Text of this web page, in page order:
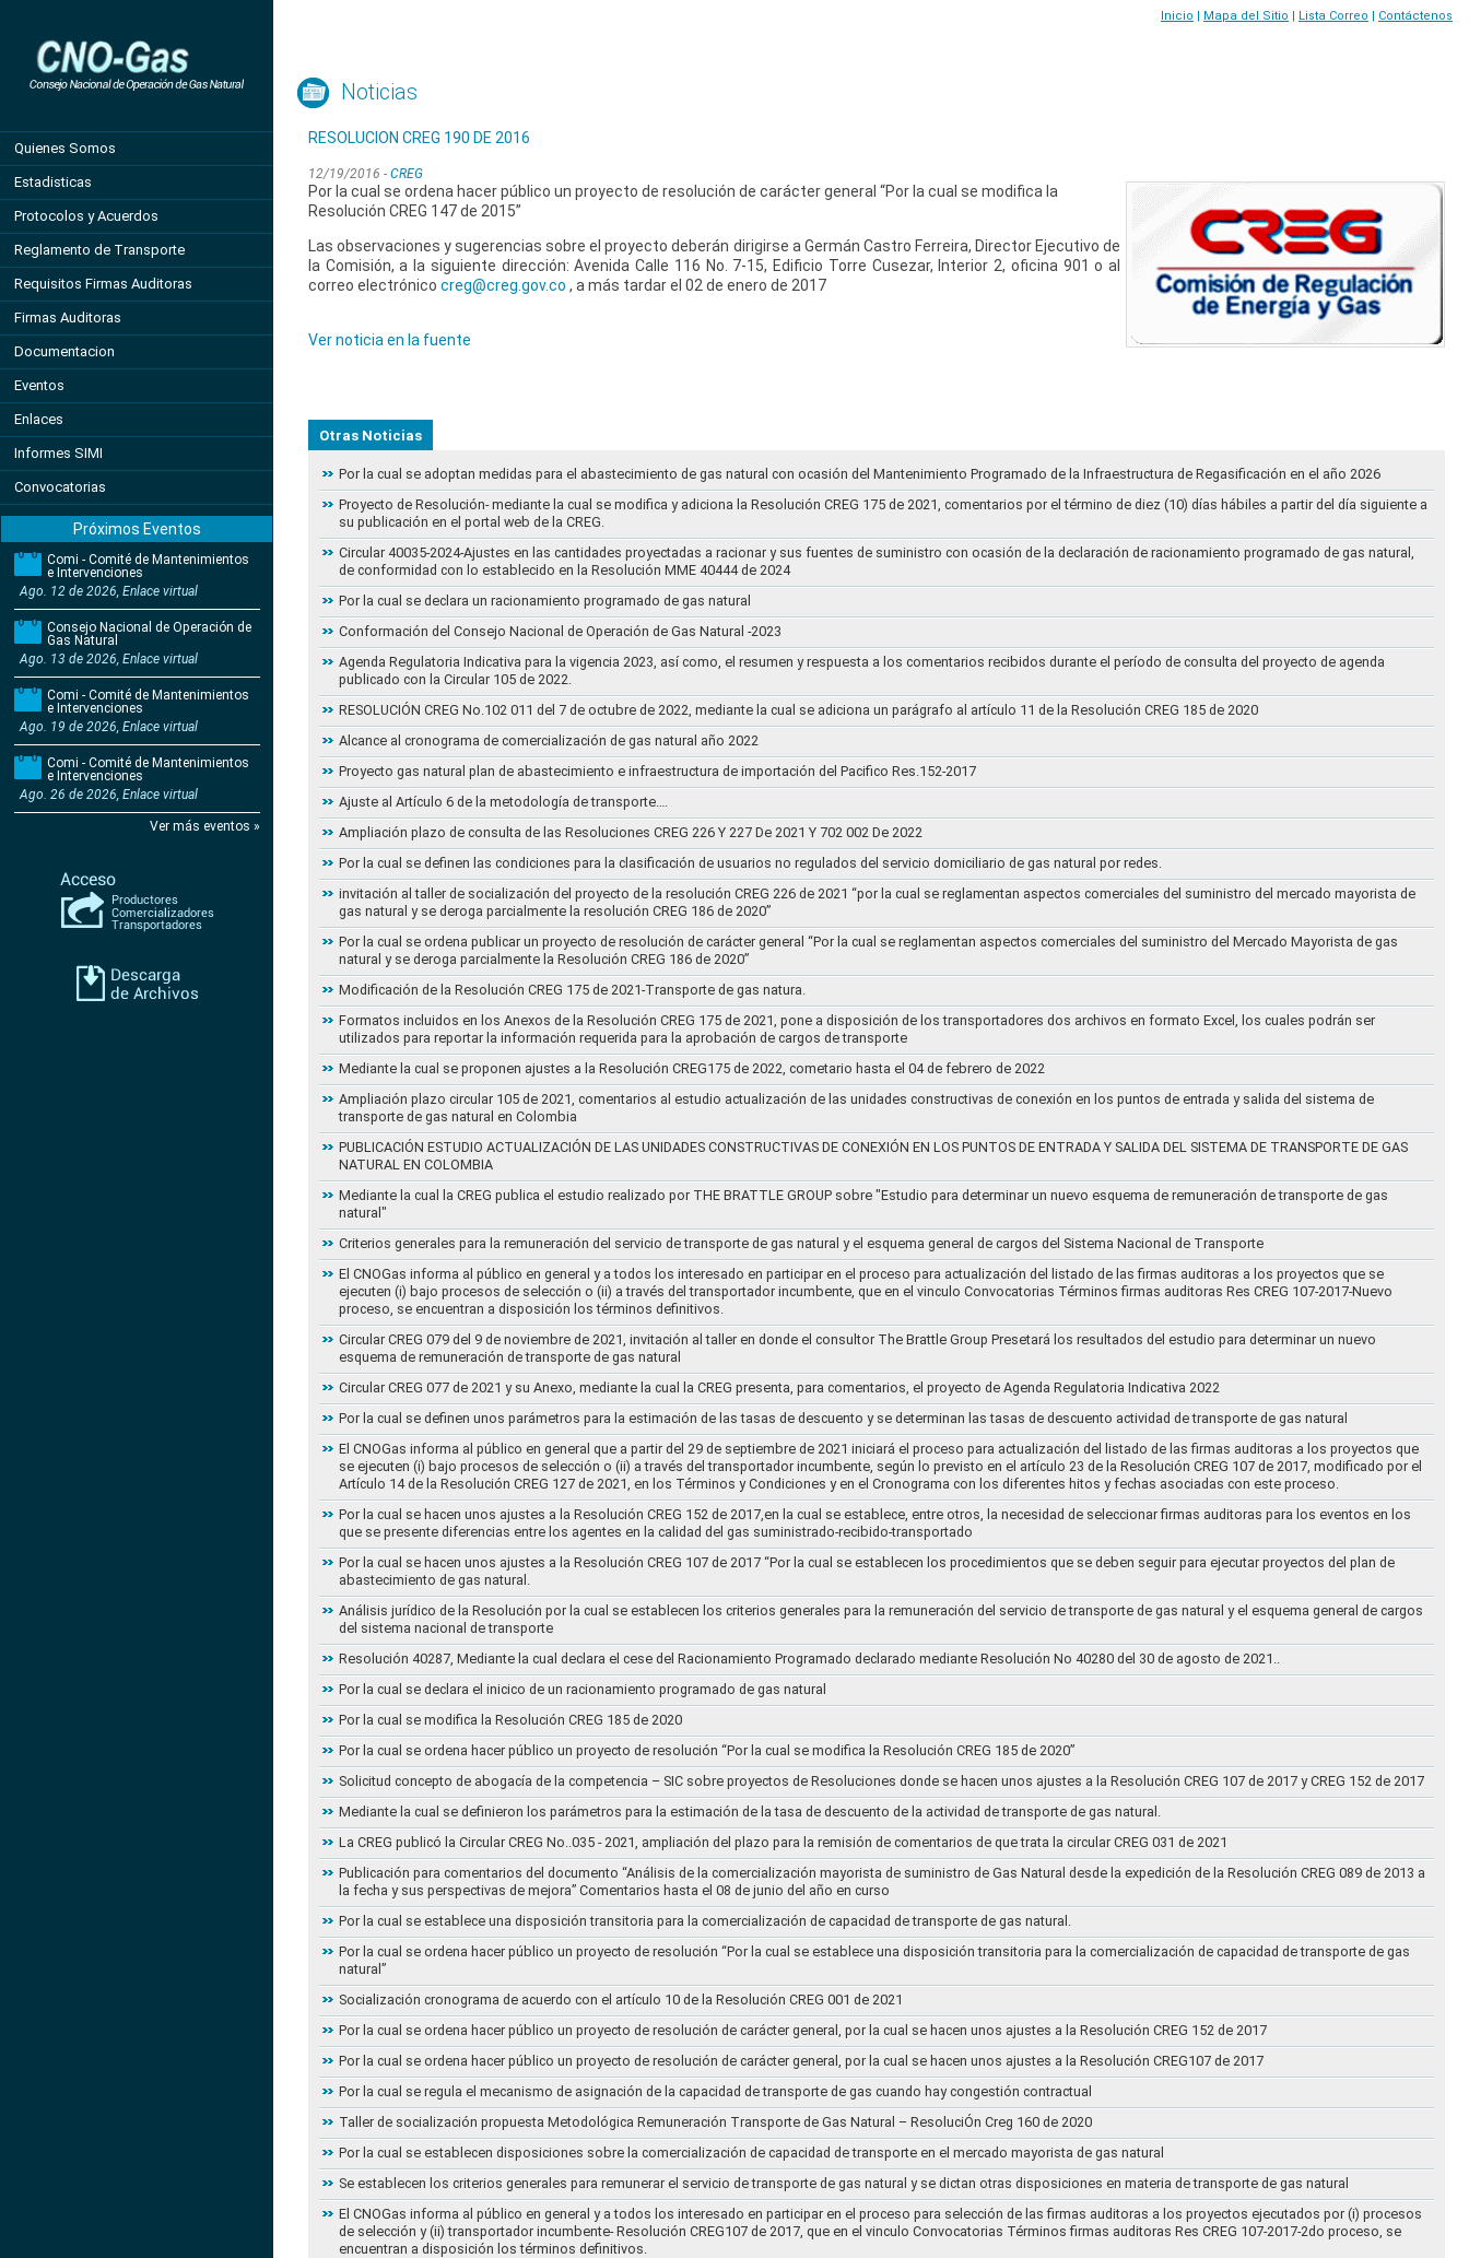
Quienes Somos
Estadisticas
Protocolos y Acuerdos
Reglamento de Transporte
Requisitos Firmas Auditoras
Firmas Auditoras
Documentacion
Eventos
Enlaces
Informes SIMI
Convocatorias
Próximos Eventos
Comi - Comité de Mantenimientos
e Intervenciones
Ago. 12 de 2026, Enlace virtual
Consejo Nacional de Operación de
Gas Natural
Ago. 13 de 2026, Enlace virtual
Comi - Comité de Mantenimientos
e Intervenciones
Ago. 19 de 2026, Enlace virtual
Comi - Comité de Mantenimientos
e Intervenciones
Ago. 26 de 2026, Enlace virtual
Ver más eventos »
Inicio | Mapa del Sitio | Lista Correo | Contáctenos
Noticias
RESOLUCION CREG 190 DE 2016
12/19/2016 - CREG
Por la cual se ordena hacer público un proyecto de resolución de carácter general “Por la cual se modifica la
Resolución CREG 147 de 2015”
Las observaciones y sugerencias sobre el proyecto deberán dirigirse a Germán Castro Ferreira, Director Ejecutivo de
la Comisión, a la siguiente dirección: Avenida Calle 116 No. 7-15, Edificio Torre Cusezar, Interior 2, oficina 901 o al
correo electrónico creg@creg.gov.co , a más tardar el 02 de enero de 2017
Ver noticia en la fuente
Otras Noticias
Por la cual se adoptan medidas para el abastecimiento de gas natural con ocasión del Mantenimiento Programado de la Infraestructura de Regasificación en el año 2026
Proyecto de Resolución- mediante la cual se modifica y adiciona la Resolución CREG 175 de 2021, comentarios por el término de diez (10) días hábiles a partir del día siguiente a
su publicación en el portal web de la CREG.
Circular 40035-2024-Ajustes en las cantidades proyectadas a racionar y sus fuentes de suministro con ocasión de la declaración de racionamiento programado de gas natural,
de conformidad con lo establecido en la Resolución MME 40444 de 2024
Por la cual se declara un racionamiento programado de gas natural
Conformación del Consejo Nacional de Operación de Gas Natural -2023
Agenda Regulatoria Indicativa para la vigencia 2023, así como, el resumen y respuesta a los comentarios recibidos durante el período de consulta del proyecto de agenda
publicado con la Circular 105 de 2022.
RESOLUCIÓN CREG No.102 011 del 7 de octubre de 2022, mediante la cual se adiciona un parágrafo al artículo 11 de la Resolución CREG 185 de 2020
Alcance al cronograma de comercialización de gas natural año 2022
Proyecto gas natural plan de abastecimiento e infraestructura de importación del Pacifico Res.152-2017
Ajuste al Artículo 6 de la metodología de transporte….
Ampliación plazo de consulta de las Resoluciones CREG 226 Y 227 De 2021 Y 702 002 De 2022
Por la cual se definen las condiciones para la clasificación de usuarios no regulados del servicio domiciliario de gas natural por redes.
invitación al taller de socialización del proyecto de la resolución CREG 226 de 2021 “por la cual se reglamentan aspectos comerciales del suministro del mercado mayorista de
gas natural y se deroga parcialmente la resolución CREG 186 de 2020”
Por la cual se ordena publicar un proyecto de resolución de carácter general “Por la cual se reglamentan aspectos comerciales del suministro del Mercado Mayorista de gas
natural y se deroga parcialmente la Resolución CREG 186 de 2020”
Modificación de la Resolución CREG 175 de 2021-Transporte de gas natura.
Formatos incluidos en los Anexos de la Resolución CREG 175 de 2021, pone a disposición de los transportadores dos archivos en formato Excel, los cuales podrán ser
utilizados para reportar la información requerida para la aprobación de cargos de transporte
Mediante la cual se proponen ajustes a la Resolución CREG175 de 2022, cometario hasta el 04 de febrero de 2022
Ampliación plazo circular 105 de 2021, comentarios al estudio actualización de las unidades constructivas de conexión en los puntos de entrada y salida del sistema de
transporte de gas natural en Colombia
PUBLICACIÓN ESTUDIO ACTUALIZACIÓN DE LAS UNIDADES CONSTRUCTIVAS DE CONEXIÓN EN LOS PUNTOS DE ENTRADA Y SALIDA DEL SISTEMA DE TRANSPORTE DE GAS
NATURAL EN COLOMBIA
Mediante la cual la CREG publica el estudio realizado por THE BRATTLE GROUP sobre "Estudio para determinar un nuevo esquema de remuneración de transporte de gas
natural"
Criterios generales para la remuneración del servicio de transporte de gas natural y el esquema general de cargos del Sistema Nacional de Transporte
El CNOGas informa al público en general y a todos los interesado en participar en el proceso para actualización del listado de las firmas auditoras a los proyectos que se
ejecuten (i) bajo procesos de selección o (ii) a través del transportador incumbente, que en el vinculo Convocatorias Términos firmas auditoras Res CREG 107-2017-Nuevo
proceso, se encuentran a disposición los términos definitivos.
Circular CREG 079 del 9 de noviembre de 2021, invitación al taller en donde el consultor The Brattle Group Presetará los resultados del estudio para determinar un nuevo
esquema de remuneración de transporte de gas natural
Circular CREG 077 de 2021 y su Anexo, mediante la cual la CREG presenta, para comentarios, el proyecto de Agenda Regulatoria Indicativa 2022
Por la cual se definen unos parámetros para la estimación de las tasas de descuento y se determinan las tasas de descuento actividad de transporte de gas natural
El CNOGas informa al público en general que a partir del 29 de septiembre de 2021 iniciará el proceso para actualización del listado de las firmas auditoras a los proyectos que
se ejecuten (i) bajo procesos de selección o (ii) a través del transportador incumbente, según lo previsto en el artículo 23 de la Resolución CREG 107 de 2017, modificado por el
Artículo 14 de la Resolución CREG 127 de 2021, en los Términos y Condiciones y en el Cronograma con los diferentes hitos y fechas asociadas con este proceso.
Por la cual se hacen unos ajustes a la Resolución CREG 152 de 2017,en la cual se establece, entre otros, la necesidad de seleccionar firmas auditoras para los eventos en los
que se presente diferencias entre los agentes en la calidad del gas suministrado-recibido-transportado
Por la cual se hacen unos ajustes a la Resolución CREG 107 de 2017 “Por la cual se establecen los procedimientos que se deben seguir para ejecutar proyectos del plan de
abastecimiento de gas natural.
Análisis jurídico de la Resolución por la cual se establecen los criterios generales para la remuneración del servicio de transporte de gas natural y el esquema general de cargos
del sistema nacional de transporte
Resolución 40287, Mediante la cual declara el cese del Racionamiento Programado declarado mediante Resolución No 40280 del 30 de agosto de 2021..
Por la cual se declara el inicico de un racionamiento programado de gas natural
Por la cual se modifica la Resolución CREG 185 de 2020
Por la cual se ordena hacer público un proyecto de resolución “Por la cual se modifica la Resolución CREG 185 de 2020”
Solicitud concepto de abogacía de la competencia – SIC sobre proyectos de Resoluciones donde se hacen unos ajustes a la Resolución CREG 107 de 2017 y CREG 152 de 2017
Mediante la cual se definieron los parámetros para la estimación de la tasa de descuento de la actividad de transporte de gas natural.
La CREG publicó la Circular CREG No..035 - 2021, ampliación del plazo para la remisión de comentarios de que trata la circular CREG 031 de 2021
Publicación para comentarios del documento “Análisis de la comercialización mayorista de suministro de Gas Natural desde la expedición de la Resolución CREG 089 de 2013 a
la fecha y sus perspectivas de mejora” Comentarios hasta el 08 de junio del año en curso
Por la cual se establece una disposición transitoria para la comercialización de capacidad de transporte de gas natural.
Por la cual se ordena hacer público un proyecto de resolución “Por la cual se establece una disposición transitoria para la comercialización de capacidad de transporte de gas
natural”
Socialización cronograma de acuerdo con el artículo 10 de la Resolución CREG 001 de 2021
Por la cual se ordena hacer público un proyecto de resolución de carácter general, por la cual se hacen unos ajustes a la Resolución CREG 152 de 2017
Por la cual se ordena hacer público un proyecto de resolución de carácter general, por la cual se hacen unos ajustes a la Resolución CREG107 de 2017
Por la cual se regula el mecanismo de asignación de la capacidad de transporte de gas cuando hay congestión contractual
Taller de socialización propuesta Metodológica Remuneración Transporte de Gas Natural – ResoluciÓn Creg 160 de 2020
Por la cual se establecen disposiciones sobre la comercialización de capacidad de transporte en el mercado mayorista de gas natural
Se establecen los criterios generales para remunerar el servicio de transporte de gas natural y se dictan otras disposiciones en materia de transporte de gas natural
El CNOGas informa al público en general y a todos los interesado en participar en el proceso para selección de las firmas auditoras a los proyectos ejecutados por (i) procesos
de selección y (ii) transportador incumbente- Resolución CREG107 de 2017, que en el vinculo Convocatorias Términos firmas auditoras Res CREG 107-2017-2do proceso, se
encuentran a disposición los términos definitivos.